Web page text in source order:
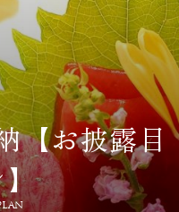
【お披露目